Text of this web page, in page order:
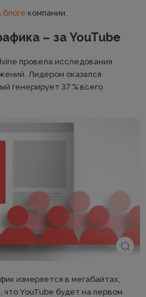
блоге компании.
– за YouTube
провела исследования
Лидером оказался
генерирует 37 % всего
измеряется в мегабайтах,
что YouTube будет на первом